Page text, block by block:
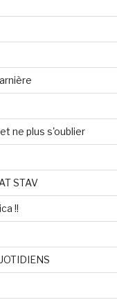
ne plus s'oublier
STAV
!!